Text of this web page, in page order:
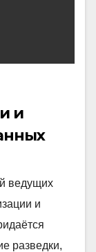
и
ведущих
и
разведки,